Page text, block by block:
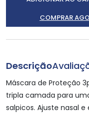
COMPRAR
Descrição
Máscara de Proteção
tripla camada para
salpicos. Ajuste nasal e